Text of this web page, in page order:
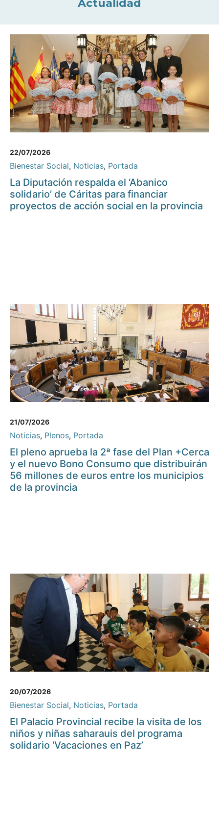
Actualidad
22/07/2026
Bienestar Social, Noticias, Portada
La Diputación respalda el ‘Abanico
solidario’ de Cáritas para financiar
proyectos de acción social en la provincia
21/07/2026
Noticias, Plenos, Portada
El pleno aprueba la 2ª fase del Plan +Cerca
y el nuevo Bono Consumo que distribuirán
56 millones de euros entre los municipios
de la provincia
20/07/2026
Bienestar Social, Noticias, Portada
El Palacio Provincial recibe la visita de los
niños y niñas saharauis del programa
solidario ‘Vacaciones en Paz’